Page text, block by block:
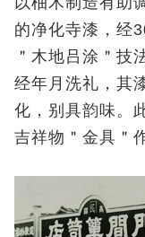
的净化寺漆，经
＂木地吕涂＂技
经年月洗礼，其
化，别具韵味。
吉祥物＂金具＂